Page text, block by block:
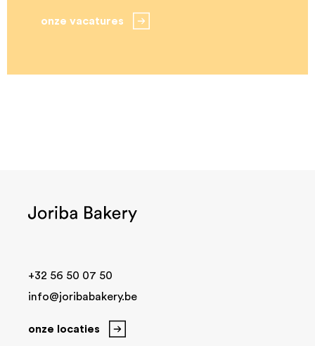
onze vacatures
+32 56 50 07 50
info@joribabakery.be
onze locaties